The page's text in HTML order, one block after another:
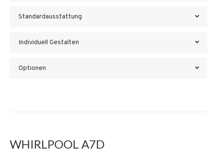
Standardausstattung
Individuell Gestalten
Optionen
WHIRLPOOL A7D